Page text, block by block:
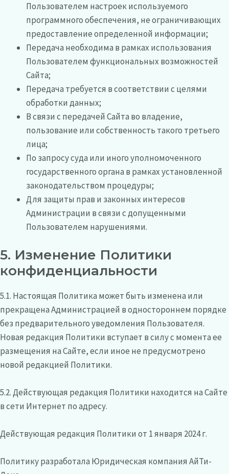
Пользователем настроек используемого
программного обеспечения, не ограничивающих
предоставление определенной информации;
Передача необходима в рамках использования
Пользователем функциональных возможностей
Сайта;
Передача требуется в соответствии с целями
обработки данных;
В связи с передачей Сайта во владение,
пользование или собственность такого третьего
лица;
По запросу суда или иного уполномоченного
государственного органа в рамках установленной
законодательством процедуры;
Для защиты прав и законных интересов
Администрации в связи с допущенными
Пользователем нарушениями.
5. Изменение Политики
конфиденциальности
5.1. Настоящая Политика может быть изменена или
прекращена Администрацией в одностороннем порядке
без предварительного уведомления Пользователя.
Новая редакция Политики вступает в силу с момента ее
размещения на Сайте, если иное не предусмотрено
новой редакцией Политики.
5.2. Действующая редакция Политики находится на Сайте
в сети Интернет по адресу.
Действующая редакция Политики от 1 января 2024 г.
Политику разработала Юридическая компания АйТи-